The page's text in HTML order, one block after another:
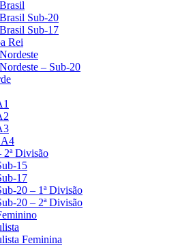
Sub-20
Sub-17
Rei
– Sub-20
A4
2ª Divisão
15
17
20 – 1ª Divisão
20 – 2ª Divisão
Feminina